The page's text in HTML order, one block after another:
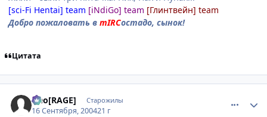
[sci-Fi Hentai] team [iNdiGo] team [Глинтвейн] team
Добро пожаловать в mIRCостадо, сынок!
Цитата
Neo[RAGE] Старожилы
16 Сентября, 200421 г